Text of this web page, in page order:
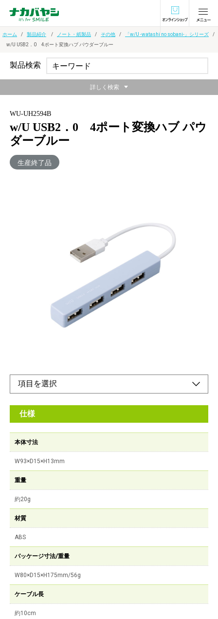
オンラインショ
ホーム 製品紹介 ノート・紙製品 その他
「w/U -watashi no sobani-」シリーズ
w/U USB2．0 4ポート変換ハブ パウダーブルー
WU-UH2594B
w/U USB2．0 4ポート変換ハブ パウ
ダーブルー
生産終了品
USB端子が増やせる4ポートハブ
仕様
本体寸法
W93×D15×H13mm
重量
約20g
材質
ABS
パッケージ寸法/重量
W80×D15×H175mm/56g
ケーブル長
約10cm
製品検索
詳しく検索